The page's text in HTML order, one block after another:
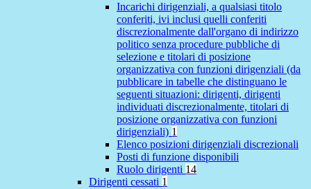
Incarichi dirigenziali, a qualsiasi titolo
conferiti, ivi inclusi quelli conferiti
discrezionalmente dall'organo di indirizzo
politico senza procedure pubbliche di
selezione e titolari di posizione
organizzativa con funzioni dirigenziali (da
pubblicare in tabelle che distinguano le
seguenti situazioni: dirigenti, dirigenti
individuati discrezionalmente, titolari di
posizione organizzativa con funzioni
dirigenziali) 1
Elenco posizioni dirigenziali discrezionali
Posti di funzione disponibili
Ruolo dirigenti 14
Dirigenti cessati 1